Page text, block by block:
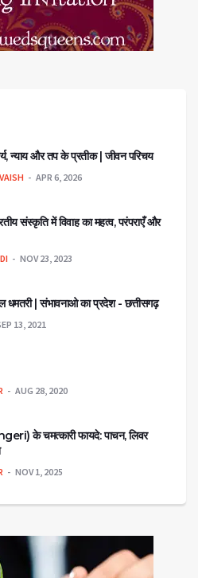
न्याय और तप के प्रतीक | जीवन परिचय
APR 6, 2026
संस्कृति में विवाह का महत्व, परंपराएँ और
NOV 23, 2023
धमतरी | संभावनाओ का प्रदेश - छत्तीसगढ़
13, 2021
AUG 28, 2020
के चमत्कारी फायदे: पाचन, लिवर
NOV 1, 2025